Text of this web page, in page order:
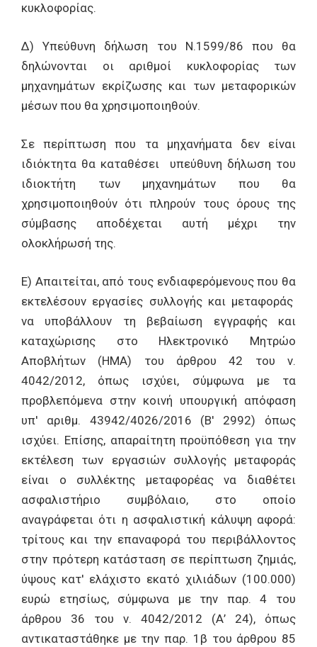
κυκλοφορίας.
Δ) Υπεύθυνη δήλωση του Ν.1599/86 που θα
δηλώνονται οι αριθμοί κυκλοφορίας των
μηχανημάτων εκρίζωσης και των μεταφορικών
μέσων που θα χρησιμοποιηθούν.
Σε περίπτωση που τα μηχανήματα δεν είναι
ιδιόκτητα θα καταθέσει υπεύθυνη δήλωση του
ιδιοκτήτη των μηχανημάτων που θα
χρησιμοποιηθούν ότι πληρούν τους όρους της
σύμβασης αποδέχεται αυτή μέχρι την
ολοκλήρωσή της.
Ε) Απαιτείται, από τους ενδιαφερόμενους που θα
εκτελέσουν εργασίες συλλογής και μεταφοράς
να υποβάλλουν τη βεβαίωση εγγραφής και
καταχώρισης στο Ηλεκτρονικό Μητρώο
Αποβλήτων (ΗΜΑ) του άρθρου 42 του ν.
4042/2012, όπως ισχύει, σύμφωνα με τα
προβλεπόμενα στην κοινή υπουργική απόφαση
υπ' αριθμ. 43942/4026/2016 (Β' 2992) όπως
ισχύει. Επίσης, απαραίτητη προϋπόθεση για την
εκτέλεση των εργασιών συλλογής μεταφοράς
είναι ο συλλέκτης μεταφορέας να διαθέτει
ασφαλιστήριο συμβόλαιο, στο οποίο
αναγράφεται ότι η ασφαλιστική κάλυψη αφορά:
τρίτους και την επαναφορά του περιβάλλοντος
στην πρότερη κατάσταση σε περίπτωση ζημιάς,
ύψους κατ' ελάχιστο εκατό χιλιάδων (100.000)
ευρώ ετησίως, σύμφωνα με την παρ. 4 του
άρθρου 36 του ν. 4042/2012 (Α’ 24), όπως
αντικαταστάθηκε με την παρ. 1β του άρθρου 85